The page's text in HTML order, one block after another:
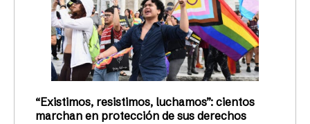
“Existimos, resistimos, luchamos”: cientos
marchan en protección de sus derechos